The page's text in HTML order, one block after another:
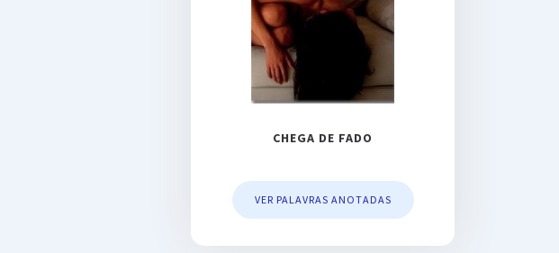
CHEGA DE FADO
VER PALAVRAS ANOTADAS